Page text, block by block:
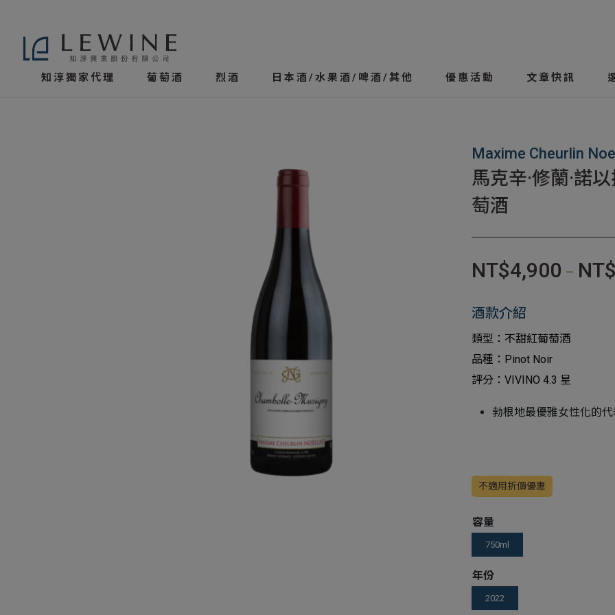
知淳獨家代理 葡萄酒 烈酒 日本酒/水果酒/啤酒/其他 優惠活動 文章快訊
Maxime Cheurlin
馬克辛·修蘭·諾
萄酒
NT$4,900 –
酒款介紹
類型：不甜紅葡萄酒
品種：Pinot Noir
評分：VIVINO 4.3 星
勃根地最優雅女性化的
不適用折價優惠
容量
750ml
年份
2022